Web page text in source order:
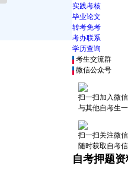
实践考核
毕业论文
转考免考
考办联系
学历查询
考生交流群
微信公众号
扫一扫加入微
与其他自考生
扫一扫关注微
随时获取自考
自考押题